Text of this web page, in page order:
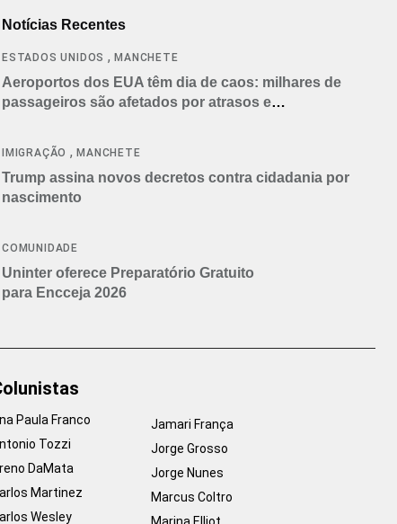
Notícias Recentes
ESTADOS UNIDOS ,MANCHETE
Aeroportos dos EUA têm dia de caos: milhares de
passageiros são afetados por atrasos e
IMIGRAÇÃO ,MANCHETE
Trump assina novos decretos contra cidadania por
nascimento
COMUNIDADE
Uninter oferece Preparatório Gratuito
para Encceja 2026
Paula Franco
Tozzi
DaMata
Martinez
Wesley
Jamari França
Jorge Grosso
Jorge Nunes
Marcus Coltro